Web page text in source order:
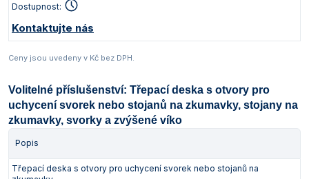
Dostupnost:
Kontaktujte nás
Ceny jsou uvedeny v Kč bez DPH.
Volitelné příslušenství: Třepací deska s otvory pro
uchycení svorek nebo stojanů na zkumavky, stojany na
zkumavky, svorky a zvýšené víko
Popis
Třepací deska s otvory pro uchycení svorek nebo stojanů na